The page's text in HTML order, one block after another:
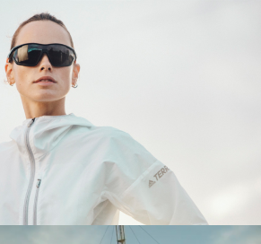
ADIDAS EYEWEAR
PHOTOSHOOTING